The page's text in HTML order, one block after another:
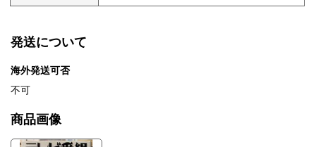
発送について
海外発送可否
不可
商品画像